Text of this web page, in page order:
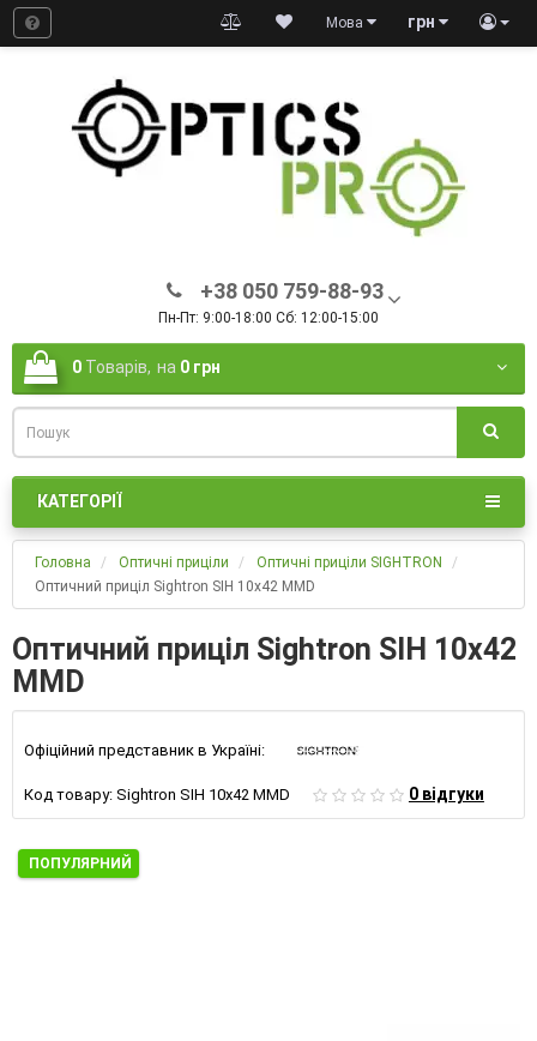
грн
Мова
+38 050 759-88-93
Пн-Пт: 9:00-18:00 Сб: 12:00-15:00
0 Товарів, на 0 грн
КАТЕГОРІЇ
Головна Оптичні приціли
Оптичні приціли SIGHTRON
Оптичний приціл Sightron SIH 10х42 MMD
Оптичний приціл Sightron SIH 10х42
MMD
Офіційний представник в Україні:
Код товару: Sightron SIH 10х42 MMD 0 відгуки
ПОПУЛЯРНИЙ